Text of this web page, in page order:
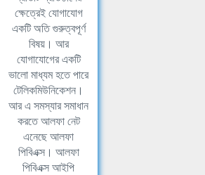
ক্ষেত্রেই যোগাযোগ
একটি অতি গুরুত্বপূর্ণ
বিষয়। আর
যোগাযোগের একটি
ভালো মাধ্যম হতে পারে
টেলিকমিউনিকেশন।
আর এ সমস্যার সমাধান
করতে আলফা নেট
এনেছে আলফা
পিবিএক্স। আলফা
পিবিএক্স আইপি